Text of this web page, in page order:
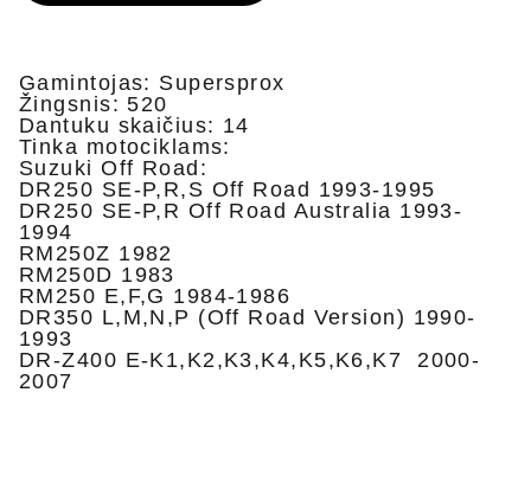
Gamintojas: Supersprox
Žingsnis: 520
Dantuku skaičius: 14
Tinka motociklams:
Suzuki Off Road:
DR250 SE-P,R,S Off Road 1993-1995
DR250 SE-P,R Off Road Australia 1993-
1994
RM250Z 1982
RM250D 1983
RM250 E,F,G 1984-1986
DR350 L,M,N,P (Off Road Version) 1990-
1993
DR-Z400 E-K1,K2,K3,K4,K5,K6,K7 2000-
2007